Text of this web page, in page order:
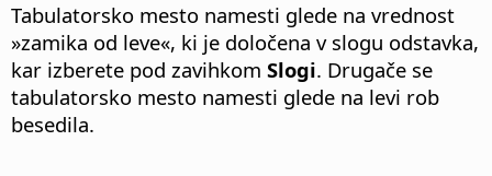
Tabulatorsko mesto namesti glede na vrednost
»zamika od leve«, ki je določena v slogu odstavka,
kar izberete pod zavihkom Slogi. Drugače se
tabulatorsko mesto namesti glede na levi rob
besedila.